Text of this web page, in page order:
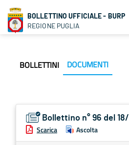
BOLLETTINO UFFICIALE - BURP
REGIONE PUGLIA
BOLLETTINI DOCUMENTI
Bollettino n° 96 del
Scarica Ascolta